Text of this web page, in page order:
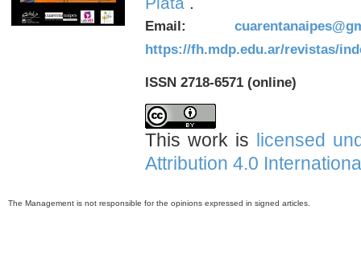
Email:
https://fh.mdp.edu.ar/revistas/
ISSN 2718-6571 (online)
This work is licensed
Attribution 4.0
The Management is not responsible for the opinions expressed in signed articles.